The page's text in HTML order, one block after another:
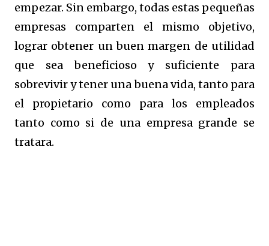
empezar. Sin embargo, todas estas pequeñas
empresas comparten el mismo objetivo,
lograr obtener un buen margen de utilidad
que sea beneficioso y suficiente para
sobrevivir y tener una buena vida, tanto para
el propietario como para los empleados
tanto como si de una empresa grande se
tratara.